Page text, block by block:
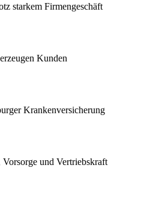
starkem Firmengeschäft
Kunden
Kranken­versicherung
und Vertriebskraft